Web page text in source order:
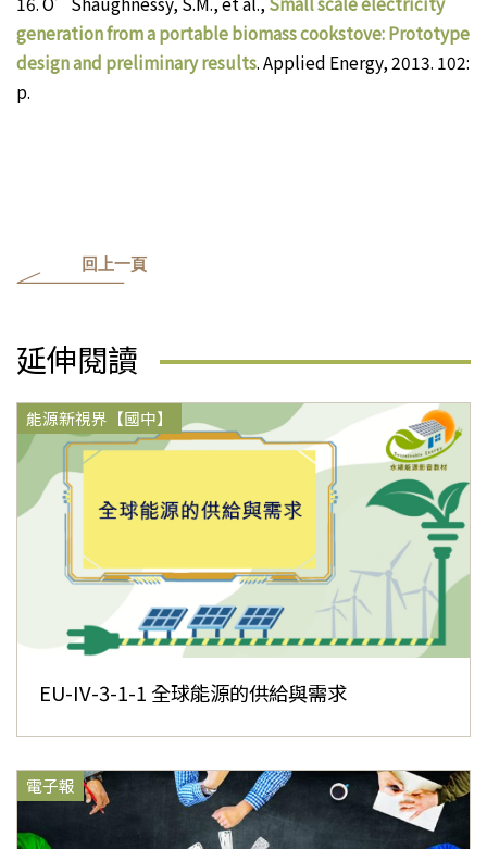
generation from a portable biomass cookstove: Prototype
design and preliminary results. Applied Energy, 2013. 102:
p.
回上一頁
延伸閱讀
能源新視界【國中】
EU-IV-3-1-1 全球能源的供給與需求
電子報